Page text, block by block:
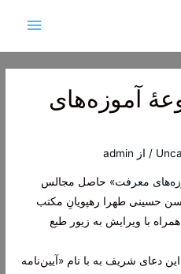
اصلی
آموزه‌های
/ از admin
معرفت» حاصل مجالس
حسینی طهرا رهپویانِ مکتب
با ویرایش به زیور طبع
دعای شریف به با نام «آیین‌نامه